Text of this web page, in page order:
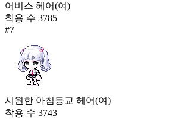
어비스 헤어(여)
착용 수 3785
#7
시원한 아침등교 헤어(여)
착용 수 3743